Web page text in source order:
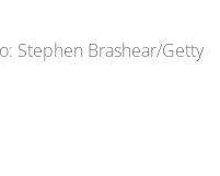
Stephen Brashear/Getty